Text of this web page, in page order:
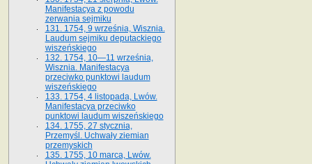
Manifestacya z powodu
zerwania sejmiku
131. 1754, 9 września, Wisznia.
Laudum sejmiku deputackiego
wiszeńskiego
132. 1754, 10—11 września,
Wisznia. Manifestacya
przeciwko punktowi laudum
wiszeńskiego
133. 1754, 4 listopada, Lwów.
Manifestacya przeciwko
punktowi laudum wiszeńskiego
134. 1755, 27 stycznia,
Przemyśl. Uchwały ziemian
przemyskich
135. 1755, 10 marca, Lwów.